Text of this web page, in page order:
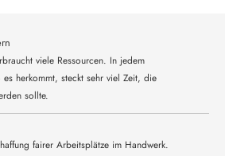
viele Ressourcen. In jedem
herkommt, steckt sehr viel Zeit, die
sollte.
fairer Arbeitsplätze im Handwerk.